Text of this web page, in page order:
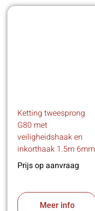
Ketting tweesprong
G80 met
veiligheidshaak en
inkorthaak 1.5m 6mm
Prijs op aanvraag
Meer info